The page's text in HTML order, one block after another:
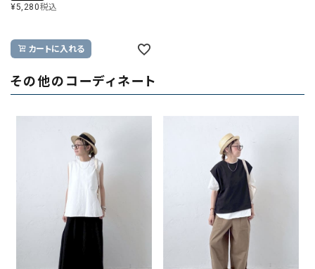
¥5,280税込
カートに入れる
その他のコーディネート